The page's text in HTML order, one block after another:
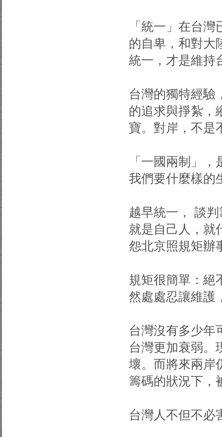
「統一」在台
的自卑，和對大
統一，才是維持
台灣的獨特經驗
的追求與掙紮，
寶。對岸，不是
「一國兩制」
我們要什麼樣的
越早統一， 談
就是自己人，就
怨北京照規矩辦
規矩很簡單：絕
然處處忍讓維護
台灣沒有多少年
台灣更加衰弱。
壞。而將來兩岸
籌碼的狀況下，
台灣人不但不必